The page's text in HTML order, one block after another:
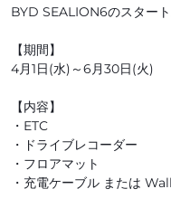
BYD SEALION6のスター
【期間】
4月1日(水)～6月30日(火)
【内容】
・ETC
・ドライブレコーダー
・フロアマット
・充電ケーブル または